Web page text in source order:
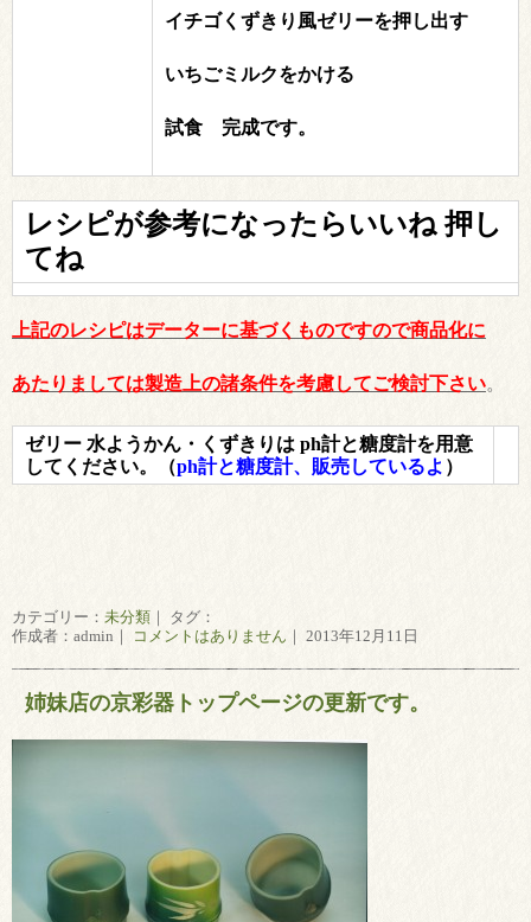
イチゴくずきり風ゼリーを押し出す
いちごミルクをかける
試食 完成です。
レシピが参考になったらいいね 押し
てね
上記のレシピはデーターに基づくものですので商品化に
あたりましては製造上の諸条件を考慮してご検討下さい。
ゼリー 水ようかん・くずきりは ph計と糖度計を用意
してください。
（ph計と糖度計、販売しているよ ）
カテゴリー： 未分類 ｜ タグ：
作成者：admin｜
コメントはありません ｜ 2013年12月11日
姉妹店の京彩器トップページの更新です。